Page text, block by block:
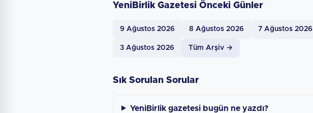
YeniBirlik Gazetesi Önceki Günler
9 Ağustos 2026 8 Ağustos 2026 7 Ağustos 2026
3 Ağustos 2026 Tüm Arşiv →
Sık Sorulan Sorular
YeniBirlik gazetesi bugün ne yazdı?